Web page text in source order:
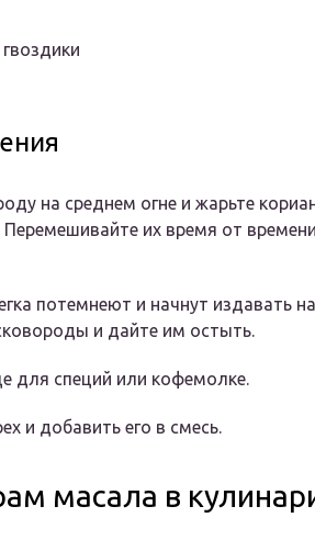
на среднем огне и жарьте
их время от
потемнеют и начнут издавать
и дайте им остыть.
для специй или кофемолке.
и добавить его в смесь.
масала в